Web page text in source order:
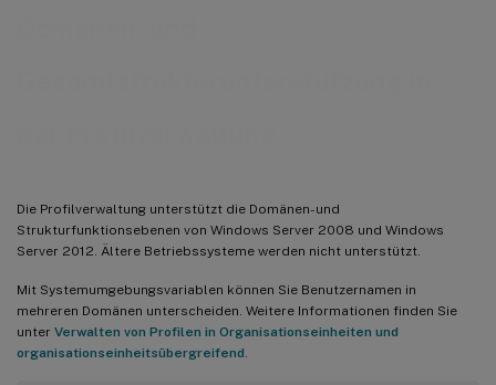
Die Profilverwaltung unterstützt die Domänen- und
Strukturfunktionsebenen von Windows Server 2008 und Windows
Server 2012. Ältere Betriebssysteme werden nicht unterstützt.
Mit Systemumgebungsvariablen können Sie Benutzernamen in
mehreren Domänen unterscheiden. Weitere Informationen finden Sie
unter Verwalten von Profilen in Organisationseinheiten und
organisationseinheitsübergreifend